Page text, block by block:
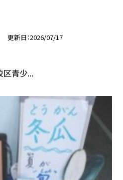
更新日 2026/07/17
区青少...